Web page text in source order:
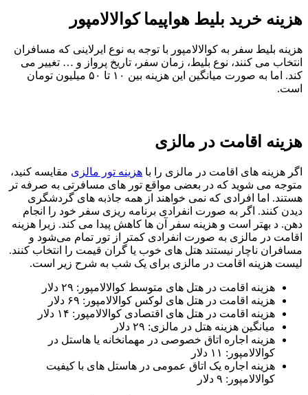
هزینه خرید بلیط هواپیما کوالالامپور
هزینه بلیط سفر به کوالالامپور با توجه به نوع ایرلاینی که مسافران
انتخاب می‌ کنند، نوع بلیط، زمان سفر، تاریخ پرواز و … تغییر می
‌کند. اما به صورت میانگین این هزینه بین ۱۰ تا ۵۰ میلیون تومان
است.
هزینه اقامت در مالزی
اگر هزینه ‌های اقامت در مالزی را با هزینه تور مالزی مقایسه کنید،
متوجه می‌ شوید که در بعضی مواقع تور های مسافرتی به صرفه ‌تر
هستند. اما افرادی که نمی‌ خواهند از همه جاذبه‌ های گردشگری
دیدن کنند. اگر به صورت انفرادی برنامه ‌ریزی سفر خود را انجام
دهن. د بهتر است و هزینه سفر آن ها کاهش پیدا می ‌کند. زیرا هزینه
اقامت در مالزی به صورت انفرادی کمتر از تور تمام می‌شود و
مسافران ناچار نیستند هتل ‌های خوب یا گران قیمت را انتخاب کنند.
لیست هزینه اقامت در مالزی برای یک شب به شرح زیر است.
هزینه اقامت در هتل ‌های متوسط کوالالامپور: ۲۹ دلار
هزینه اقامت در هتل ‌های لوکس کوالالامپور: ۶۹ دلار
هزینه اقامت در هتل‌ های اقتصادی کوالالامپور: ۱۴ دلار
میانگین هزینه هتل در مالزی: ۲۹ دلار
هزینه اجاره اتاق خصوصی در مهمانخانه یا هاستل در
کوالالامپور: ۱۱ دلار
هزینه اجاره یک اتاق عمومی در هاستل‌ های با کیفیت
کوالالامپور: ۹ دلار